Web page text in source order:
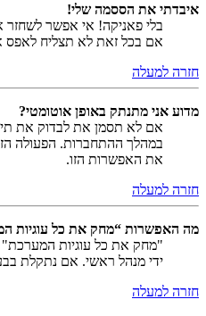
איבדתי את הססמה שלי!
בלי פאניקה! אי אפשר
אם בכל זאת לא תצליח
חזרה למעלה
מדוע אני מתנתק באופן אוטומטי?
אם לא תסמן את לבדוק את
במהלך ההתחברות. הפעולה
את האפשרות הזו.
חזרה למעלה
מה האפשרות “מחק את כל עוגיות
ידי מנהל ראשי. אם נתקלת
חזרה למעלה